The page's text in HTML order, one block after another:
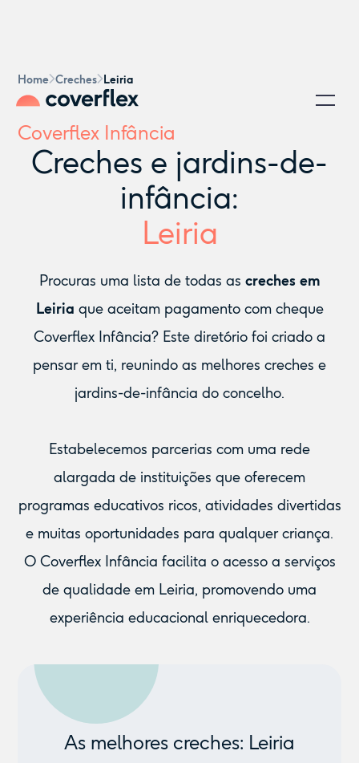
Home Creches Leiria
Coverflex Infância
Creches e jardins-de-
infância:
Leiria
Procuras uma lista de todas as creches em
Leiria que aceitam pagamento com cheque
Coverflex Infância? Este diretório foi criado a
pensar em ti, reunindo as melhores creches e
jardins-de-infância do concelho.
Estabelecemos parcerias com uma rede
alargada de instituições que oferecem
programas educativos ricos, atividades divertidas
e muitas oportunidades para qualquer criança.
O Coverflex Infância facilita o acesso a serviços
de qualidade em Leiria, promovendo uma
experiência educacional enriquecedora.
As melhores creches: Leiria